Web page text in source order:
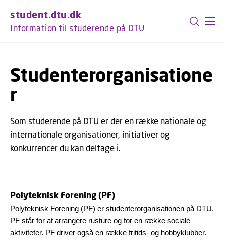
student.dtu.dk
Information til studerende på DTU
Studenterorganisatione
r
Som studerende på DTU er der en række nationale og
internationale organisationer, initiativer og
konkurrencer du kan deltage i.
Polyteknisk Forening (PF)
Polyteknisk Forening (PF) er studenterorganisationen på DTU.
PF står for at arrangere rusture og for en række sociale
aktiviteter. PF driver også en række fritids- og hobbyklubber.